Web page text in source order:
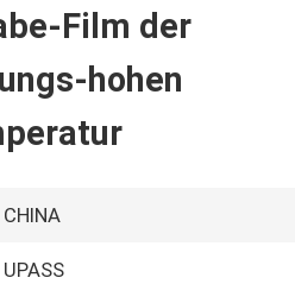
Film der
hohen
CHINA
UPASS